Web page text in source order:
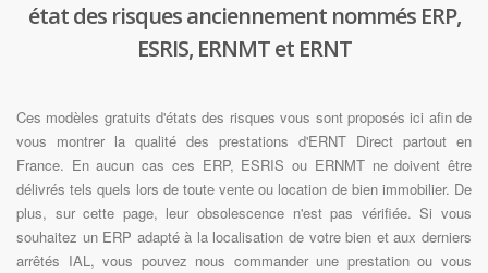
état des risques anciennement nommés ERP,
ESRIS, ERNMT et ERNT
Ces modèles gratuits d'états des risques vous sont proposés ici afin de
vous montrer la qualité des prestations d'ERNT Direct partout en
France. En aucun cas ces ERP, ESRIS ou ERNMT ne doivent être
délivrés tels quels lors de toute vente ou location de bien immobilier. De
plus, sur cette page, leur obsolescence n'est pas vérifiée. Si vous
souhaitez un ERP adapté à la localisation de votre bien et aux derniers
arrêtés IAL, vous pouvez nous commander une prestation ou vous